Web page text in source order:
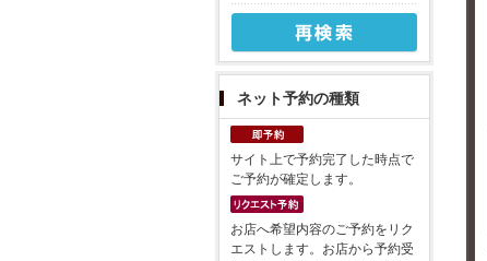
ネット予約の種類
サイト上で予約完了した時点で
ご予約が確定します。
お店へ希望内容のご予約をリク
エストします。お店から予約受